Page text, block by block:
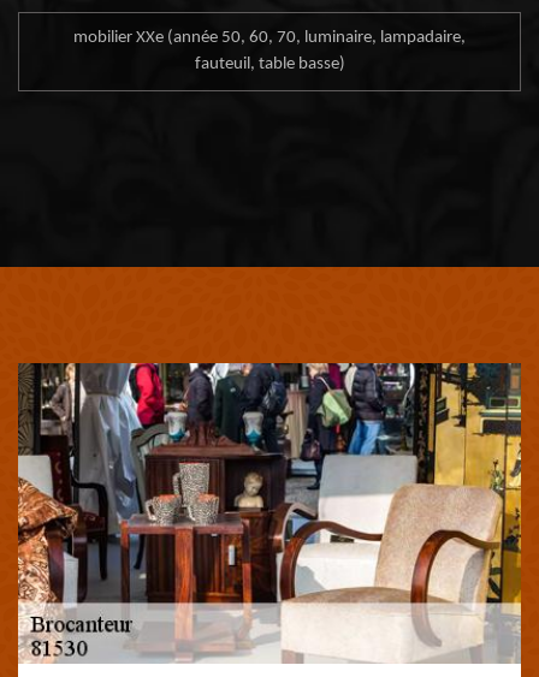
mobilier XXe (année 50, 60, 70, luminaire, lampadaire,
fauteuil, table basse)